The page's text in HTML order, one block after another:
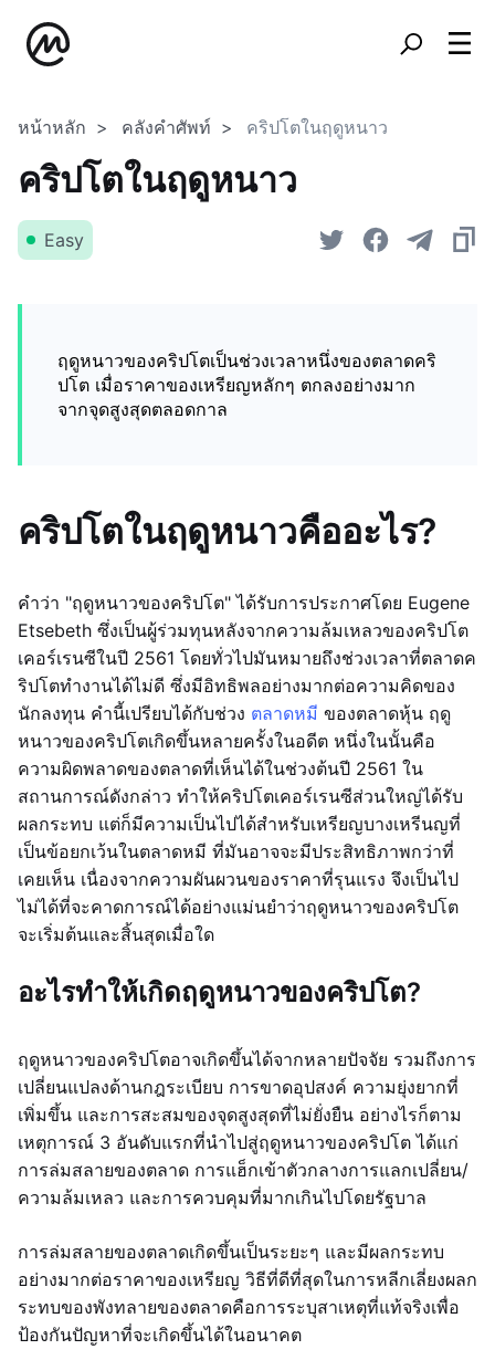
หน้าหลัก คลังคำศัพท์ คริปโตในฤดูหนาว
คริปโตในฤดูหนาว
Easy
ฤดูหนาวของคริปโตเป็นช่วงเวลาหนึ่งของตลาดคริ
ปโต เมื่อราคาของเหรียญหลักๆ ตกลงอย่างมาก
จากจุดสูงสุดตลอดกาล
คริปโตในฤดูหนาวคืออะไร?
คำว่า "ฤดูหนาวของคริปโต" ได้รับการประกาศโดย Eugene
Etsebeth ซึ่งเป็นผู้ร่วมทุนหลังจากความล้มเหลวของคริปโต
เคอร์เรนซีในปี 2561 โดยทั่วไปมันหมายถึงช่วงเวลาที่ตลาดค
ริปโตทำงานได้ไม่ดี ซึ่งมีอิทธิพลอย่างมากต่อความคิดของ
นักลงทุน คำนี้เปรียบได้กับช่วง ตลาดหมี ของตลาดหุ้น ฤดู
หนาวของคริปโตเกิดขึ้นหลายครั้งในอดีต หนึ่งในนั้นคือ
ความผิดพลาดของตลาดที่เห็นได้ในช่วงต้นปี 2561 ใน
สถานการณ์ดังกล่าว ทำให้คริปโตเคอร์เรนซีส่วนใหญ่ได้รับ
ผลกระทบ แต่ก็มีความเป็นไปได้สำหรับเหรียญบางเหรีนญที่
เป็นข้อยกเว้นในตลาดหมี ที่มันอาจจะมีประสิทธิภาพกว่าที่
เคยเห็น เนื่องจากความผันผวนของราคาที่รุนแรง จึงเป็นไป
ไม่ได้ที่จะคาดการณ์ได้อย่างแม่นยำว่าฤดูหนาวของคริปโต
จะเริ่มต้นและสิ้นสุดเมื่อใด
อะไรทำให้เกิดฤดูหนาวของคริปโต?
ฤดูหนาวของคริปโตอาจเกิดขึ้นได้จากหลายปัจจัย รวมถึงการ
เปลี่ยนแปลงด้านกฎระเบียบ การขาดอุปสงค์ ความยุ่งยากที่
เพิ่มขึ้น และการสะสมของจุดสูงสุดที่ไม่ยั่งยืน อย่างไรก็ตาม
เหตุการณ์ 3 อันดับแรกที่นำไปสู่ฤดูหนาวของคริปโต ได้แก่
การล่มสลายของตลาด การแฮ็กเข้าตัวกลางการแลกเปลี่ยน/
ความล้มเหลว และการควบคุมที่มากเกินไปโดยรัฐบาล
การล่มสลายของตลาดเกิดขึ้นเป็นระยะๆ และมีผลกระทบ
อย่างมากต่อราคาของเหรียญ วิธีที่ดีที่สุดในการหลีกเลี่ยงผลก
ระทบของพังทลายของตลาดคือการระบุสาเหตุที่แท้จริงเพื่อ
ป้องกันปัญหาที่จะเกิดขึ้นได้ในอนาคต